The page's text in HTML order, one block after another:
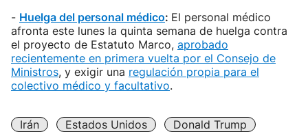
- Huelga del personal médico: El personal médico
afronta este lunes la quinta semana de huelga contra
el proyecto de Estatuto Marco, aprobado
recientemente en primera vuelta por el Consejo de
Ministros, y exigir una regulación propia para el
colectivo médico y facultativo.
Irán Estados Unidos
Donald Trump